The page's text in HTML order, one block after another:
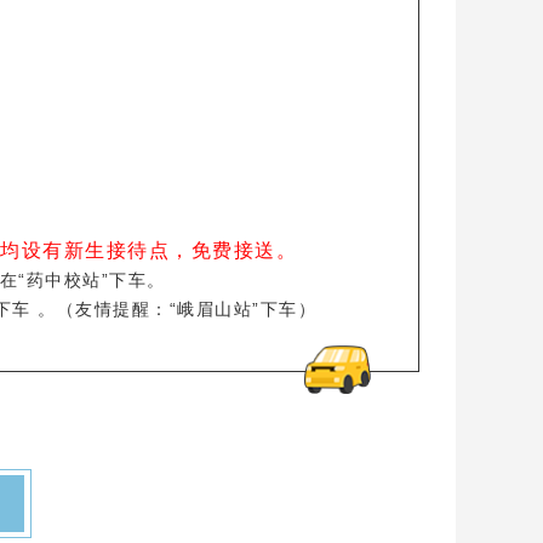
设有新生接待点，免费接送。
“药中校站”下车。
。（友情提醒：“峨眉山站”下车）